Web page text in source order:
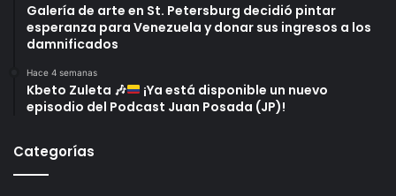
Galería de arte en St. Petersburg decidió pintar
esperanza para Venezuela y donar sus ingresos a los
damnificados
Hace 4 semanas
Kbeto Zuleta 🎶
¡Ya está disponible un nuevo
episodio del Podcast Juan Posada (JP)!
Categorías